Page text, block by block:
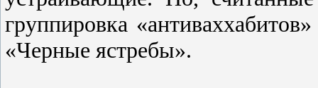
группировка
«Черные ястребы».